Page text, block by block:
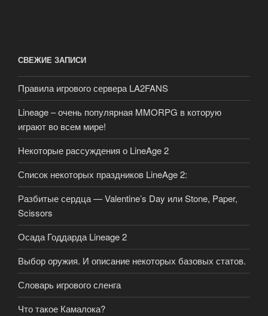
СВЕЖИЕ ЗАПИСИ
Правила игрового сервера LA2FANS
Lineage – очень популярная MMORPG в которую
играют во всем мире!
Некоторые рассуждения о LineAge 2
Список некоторых праздников LineAge 2:
Разбитые сердца — Valentine’s Day или Stone, Paper,
Scissors
Осада Годдарда Lineage 2
Выбор оружия. И описание некоторых базовых статов.
Словарь игрового сленга
Что такое Камалока?